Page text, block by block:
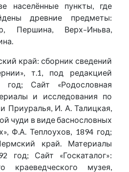
населённые пункты, где
древние предметы:
Першина, Верх–Иньва,
край: сборник сведений
т.1, под редакцией
год; Сайт «Родословная
и исследования по
Приуралья, И. А. Талицкая,
чуди в виде баснословных
Ф.А. Теплоухов, 1894 год;
край. Материалы
год; Сайт «Госкаталог»:
краеведческого музея,